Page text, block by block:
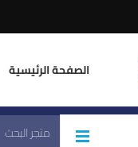
الصفحة الرئيسية